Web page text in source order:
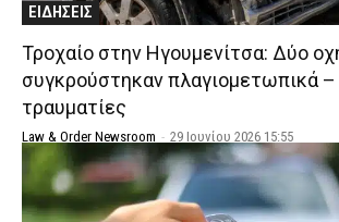
ΕΙΔΗΣΕΙΣ
Τροχαίο στην Ηγουμενίτσα: Δύο
συγκρούστηκαν πλαγιομετωπικά
τραυματίες
Law & Order Newsroom - 29 Ιουνίου 2026 15:55